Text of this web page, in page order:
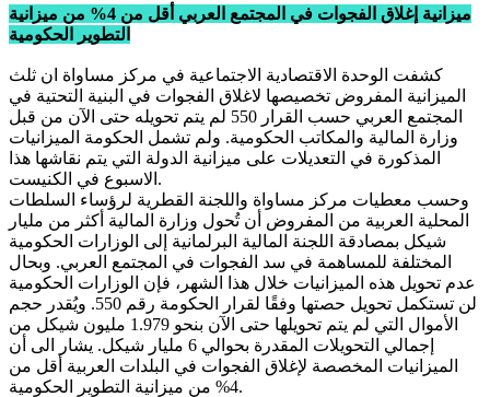
ميزانية إغلاق الفجوات في المجتمع العربي أقل من 4% من ميزانية
التطوير الحكومية
كشفت الوحدة الاقتصادية الاجتماعية في مركز مساواة ان ثلث
الميزانية المفروض تخصيصها لاغلاق الفجوات في البنية التحتية في
المجتمع العربي حسب القرار 550 لم يتم تحويله حتى الآن من قبل
وزارة المالية والمكاتب الحكومية. ولم تشمل الحكومة الميزانيات
المذكورة في التعديلات على ميزانية الدولة التي يتم نقاشها هذا
الاسبوع في الكنيست.
وحسب معطيات مركز مساواة واللجنة القطرية لرؤساء السلطات
المحلية العربية من المفروض أن تُحول وزارة المالية أكثر من مليار
شيكل بمصادقة اللجنة المالية البرلمانية إلى الوزارات الحكومية
المختلفة للمساهمة في سد الفجوات في المجتمع العربي. وبحال
عدم تحويل هذه الميزانيات خلال هذا الشهر، فإن الوزارات الحكومية
لن تستكمل تحويل حصتها وفقًا لقرار الحكومة رقم 550. ويُقدر حجم
الأموال التي لم يتم تحويلها حتى الآن بنحو 1.979 مليون شيكل من
إجمالي التحويلات المقدرة بحوالي 6 مليار شيكل. يشار الى أن
الميزانيات المخصصة لإغلاق الفجوات في البلدات العربية أقل من
4% من ميزانية التطوير الحكومية.